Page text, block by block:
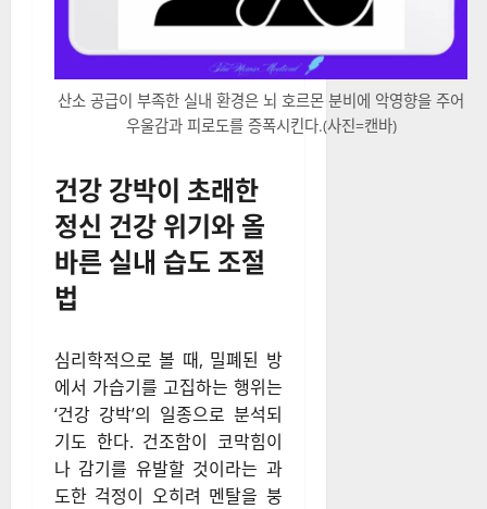
산소 공급이 부족한 실내 환경은 뇌 호르몬 분비에 악영향을 주어
우울감과 피로도를 증폭시킨다.(사진=캔바)
건강 강박이 초래한
정신 건강 위기와 올
바른 실내 습도 조절
법
심리학적으로 볼 때, 밀폐된 방
에서 가습기를 고집하는 행위는
‘건강 강박’의 일종으로 분석되
기도 한다. 건조함이 코막힘이
나 감기를 유발할 것이라는 과
도한 걱정이 오히려 멘탈을 붕